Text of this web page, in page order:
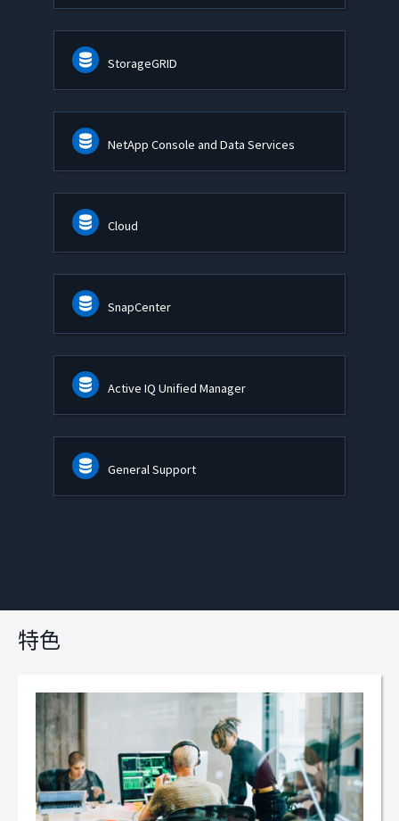
StorageGRID
NetApp Console and Data Services
Cloud
SnapCenter
Active IQ Unified Manager
General Support
特色